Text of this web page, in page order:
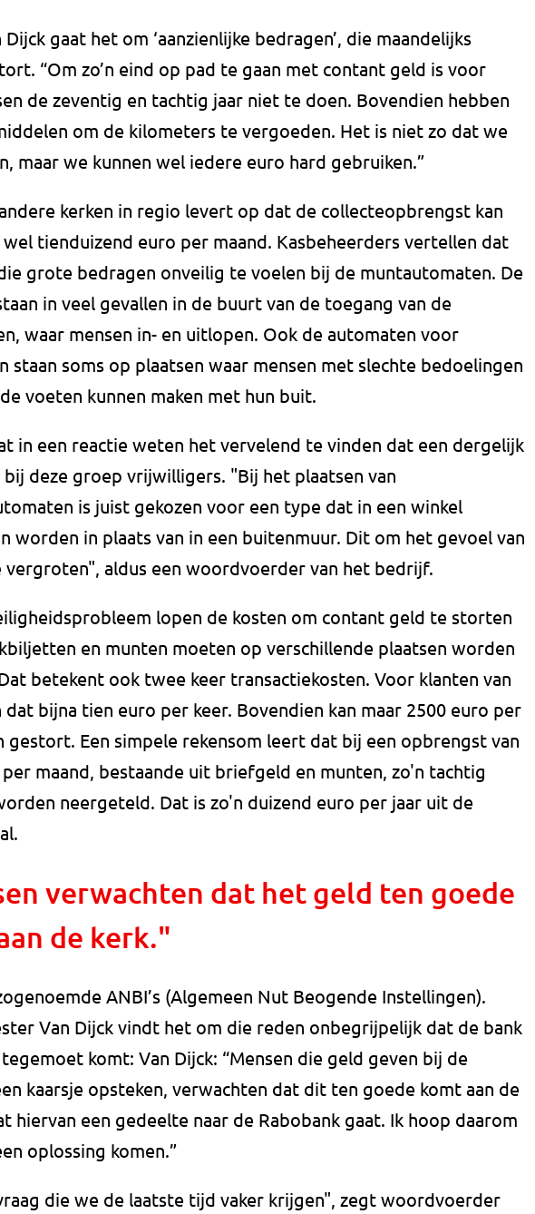
gaat het om ‘aanzienlijke bedragen’, die maandelijks
“Om zo’n eind op pad te gaan met contant geld is voor
de zeventig en tachtig jaar niet te doen. Bovendien hebben
om de kilometers te vergoeden. Het is niet zo dat we
maar we kunnen wel iedere euro hard gebruiken.”
kerken in regio levert op dat de collecteopbrengst kan
tienduizend euro per maand. Kasbeheerders vertellen dat
grote bedragen onveilig te voelen bij de muntautomaten. De
in veel gevallen in de buurt van de toegang van de
waar mensen in- en uitlopen. Ook de automaten voor
staan soms op plaatsen waar mensen met slechte bedoelingen
voeten kunnen maken met hun buit.
in een reactie weten het vervelend te vinden dat een dergelijk
deze groep vrijwilligers. "Bij het plaatsen van
is juist gekozen voor een type dat in een winkel
worden in plaats van in een buitenmuur. Dit om het gevoel van
aldus een woordvoerder van het bedrijf.
lopen de kosten om contant geld te storten
en munten moeten op verschillende plaatsen worden
betekent ook twee keer transactiekosten. Voor klanten van
dat bijna tien euro per keer. Bovendien kan maar 2500 euro per
gestort. Een simpele rekensom leert dat bij een opbrengst van
maand, bestaande uit briefgeld en munten, zo'n tachtig
neergeteld. Dat is zo'n duizend euro per jaar uit de
verwachten dat het geld ten goede
de kerk."
ANBI’s (Algemeen Nut Beogende Instellingen).
Van Dijck vindt het om die reden onbegrijpelijk dat de bank
komt: Van Dijck: “Mensen die geld geven bij de
kaarsje opsteken, verwachten dat dit ten goede komt aan de
hiervan een gedeelte naar de Rabobank gaat. Ik hoop daarom
oplossing komen.”
die we de laatste tijd vaker krijgen", zegt woordvoerder